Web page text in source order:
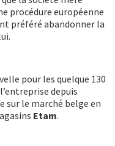
procédure européenne
préféré abandonner la
pour les quelque 130
depuis
sur le marché belge en
Etam.